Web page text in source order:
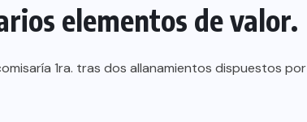
elementos de valor.
1ra. tras dos allanamientos dispuestos por